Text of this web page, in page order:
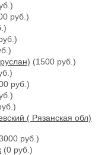
руб.)
(1500 руб.)
руб.)
( Рязанская обл)
руб.)
(0 руб.)